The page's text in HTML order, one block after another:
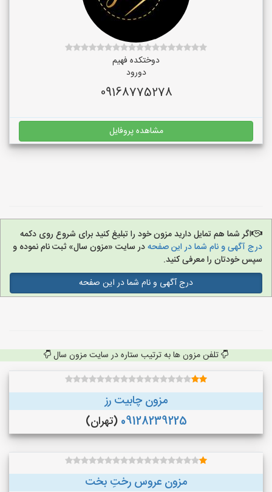
دوختکده فهیم
دورود
09168775278
مشاهده پروفایل
اگر شما هم تمایل دارید مزون خود را تبلیغ کنید برای شروع روی دکمه
درج آگهی و نام شما در این صفحهدر سایت «مزون سال» ثبت نام نموده و
سپس خودتان را معرفی کنید.
درج آگهی و نام شما در این صفحه
تلفن مزون ها به ترتیب ستاره در سایت مزون سال
مزون چابیت رز
09128239225 (تهران)
مزون عروس رختِ بخت